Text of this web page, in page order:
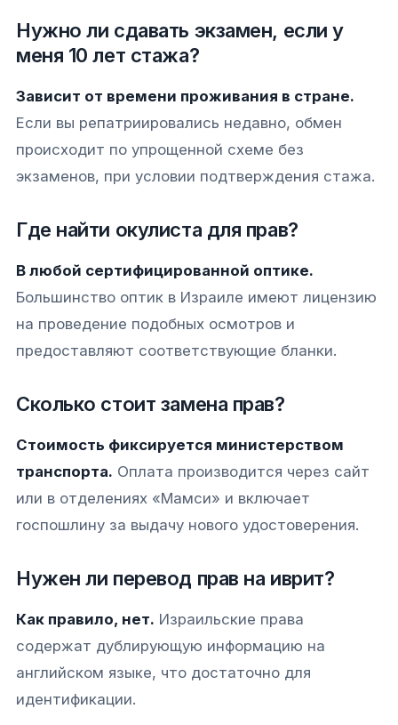
Нужно ли сдавать экзамен, если у
меня 10 лет стажа?
Зависит от времени проживания в стране.
Если вы репатриировались недавно, обмен
происходит по упрощенной схеме без
экзаменов, при условии подтверждения стажа.
Где найти окулиста для прав?
В любой сертифицированной оптике.
Большинство оптик в Израиле имеют лицензию
на проведение подобных осмотров и
предоставляют соответствующие бланки.
Сколько стоит замена прав?
Стоимость фиксируется министерством
транспорта. Оплата производится через сайт
или в отделениях «Мамси» и включает
госпошлину за выдачу нового удостоверения.
Нужен ли перевод прав на иврит?
Как правило, нет. Израильские права
содержат дублирующую информацию на
английском языке, что достаточно для
идентификации.